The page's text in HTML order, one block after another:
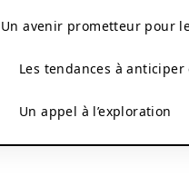
Un avenir prometteur pour
Les tendances à anticiper
Un appel à l’exploration